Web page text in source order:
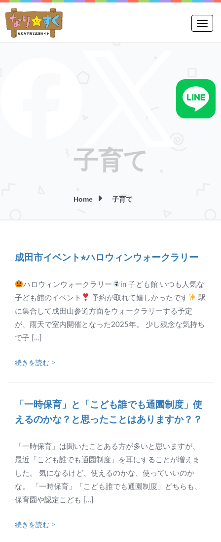
子育て
Home 子育て
成田市イベント⭐︎ハロウィンウォークラリー
ハロウィンウォークラリー
in 子ども館 いつも人気な
子ども館のイベント
予約が取れて嬉しかったです
駅
に集合して成田山参道方面をウォークラリーする予定
が、雨天で室内開催となった2025年。 少し残念な気持ち
で子 […]
続きを読む >
「一時保育」と「こども誰でも通園制度」使
えるのかな？と思ったことはありますか？？
「一時保育」は聞いたことある方が多いと思いますが、
最近「こども誰でも通園制度」を耳にすることが増えま
した。 気になるけど、使えるのかな、使っていいのか
な。 「一時保育」「こども誰でも通園制度」どちらも、
保育園や認定こども […]
続きを読む >